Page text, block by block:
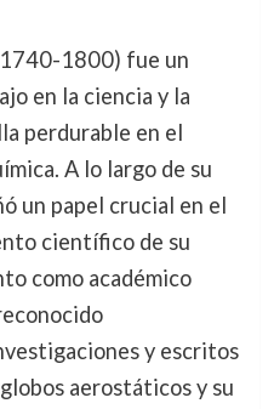
1800) fue un
en la ciencia y la
perdurable en el
A lo largo de su
un papel crucial en el
científico de su
como académico
y escritos
aerostáticos y su